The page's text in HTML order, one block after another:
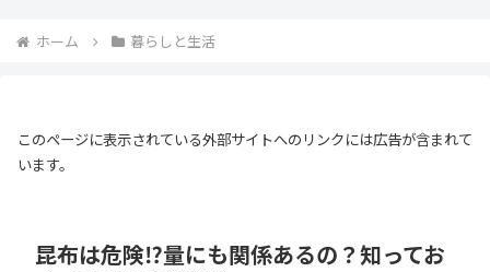
ホーム 暮らしと生活
このページに表示されている外部サイトへのリンクには広告が含まれて
います。
昆布は危険⁉量にも関係あるの？知ってお